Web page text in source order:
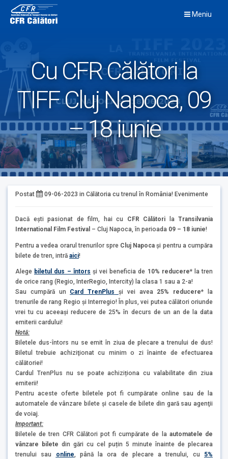
content
Meniu
Cu CFR Călători la
TIFF Cluj Napoca, 09
– 18 iunie
Postat 09-06-2023 in Călătoria cu trenul în România! Evenimente
Dacă ești pasionat de film, hai cu CFR Călători la Transilvania
International Film Festival – Cluj Napoca, în perioada 09 – 18 iunie!
Pentru a vedea orarul trenurilor spre Cluj Napoca şi pentru a cumpăra
bilete de tren, intră aici!
Alege biletul dus – întors și vei beneficia de 10% reducere*la tren
de orice rang (Regio, InterRegio, Intercity) la clasa 1 sau a 2-a!
Sau cumpără un Card TrenPlus și vei avea 25% reducere* la
trenurile de rang Regio și Interregio! În plus, vei putea călători oriunde
vrei tu cu aceeași reducere de 25% în decurs de un an de la data
emiterii cardului!
Notă:
Biletele dus-întors nu se emit în ziua de plecare a trenului de dus!
Biletul trebuie achiziţionat cu minim o zi înainte de efectuarea
călătoriei!
Cardul TrenPlus nu se poate achiziționa cu valabilitate din ziua
emiterii!
Pentru aceste oferte biletele pot fi cumpărate online sau de la
automatele de vânzare bilete şi casele de bilete din gară sau agenţii
de voiaj.
Important:
Biletele de tren CFR Călători pot fi cumpărate de la automatele de
vânzare bilete din gări cu cel puțin 5 minute înainte de plecarea
trenului sau
online, până la ora de plecare a trenului, cu 5%